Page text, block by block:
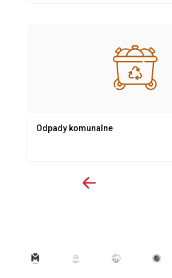
Odpady komunalne